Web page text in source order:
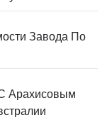
Завода По
Арахисовым